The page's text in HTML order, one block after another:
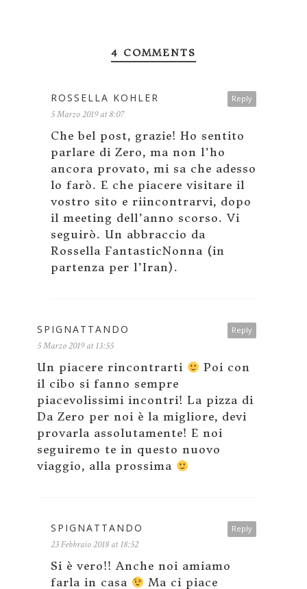
4 COMMENTS
Reply
ROSSELLA KOHLER
5 Marzo 2019 at 8:07
Che bel post, grazie! Ho sentito
parlare di Zero, ma non l’ho
ancora provato, mi sa che adesso
lo farò. E che piacere visitare il
vostro sito e riincontrarvi, dopo
il meeting dell’anno scorso. Vi
seguirò. Un abbraccio da
Rossella FantasticNonna (in
partenza per l’Iran).
Reply
SPIGNATTANDO
5 Marzo 2019 at 13:55
Un piacere rincontrarti
Poi con
il cibo si fanno sempre
piacevolissimi incontri! La pizza di
Da Zero per noi è la migliore, devi
provarla assolutamente! E noi
seguiremo te in questo nuovo
viaggio, alla prossima
Reply
SPIGNATTANDO
23 Febbraio 2018 at 18:52
Si è vero!! Anche noi amiamo
farla in casa
Ma ci piace